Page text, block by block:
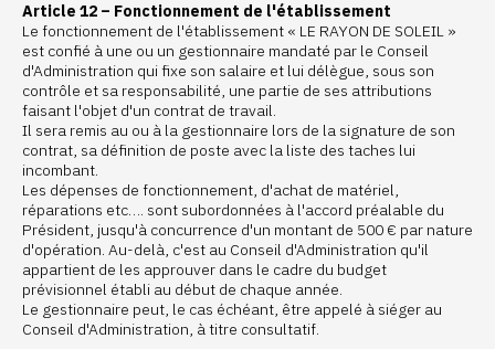
Article 12 – Fonctionnement de l'établissement
Le fonctionnement de l'établissement « LE RAYON DE SOLEIL »
est confié à une ou un gestionnaire mandaté par le Conseil
d'Administration qui fixe son salaire et lui délègue, sous son
contrôle et sa responsabilité, une partie de ses attributions
faisant l'objet d'un contrat de travail.
Il sera remis au ou à la gestionnaire lors de la signature de son
contrat, sa définition de poste avec la liste des taches lui
incombant.
Les dépenses de fonctionnement, d'achat de matériel,
réparations etc…. sont subordonnées à l'accord préalable du
Président, jusqu'à concurrence d'un montant de 500 € par nature
d'opération. Au-delà, c'est au Conseil d'Administration qu'il
appartient de les approuver dans le cadre du budget
prévisionnel établi au début de chaque année.
Le gestionnaire peut, le cas échéant, être appelé à siéger au
Conseil d'Administration, à titre consultatif.